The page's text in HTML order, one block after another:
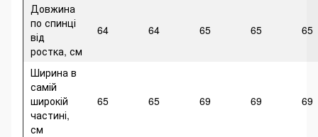
Довжина
по спинці
від
ростка, см
64 64 65 65 65
Ширина в
самій
широкій
частині,
см
65 65 69 69 69